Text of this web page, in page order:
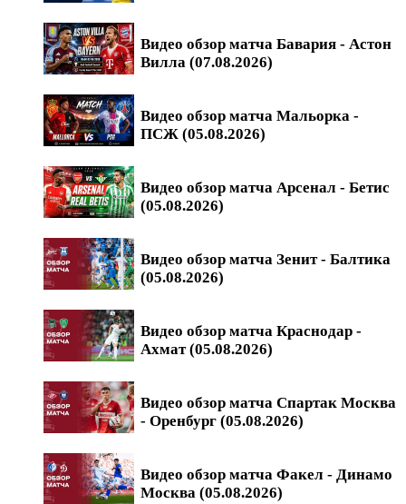
Видео обзор матча Бавария - Астон
Вилла (07.08.2026)
Видео обзор матча Мальорка -
ПСЖ (05.08.2026)
Видео обзор матча Арсенал - Бетис
(05.08.2026)
Видео обзор матча Зенит - Балтика
(05.08.2026)
Видео обзор матча Краснодар -
Ахмат (05.08.2026)
Видео обзор матча Спартак Москва
- Оренбург (05.08.2026)
Видео обзор матча Факел - Динамо
Москва (05.08.2026)